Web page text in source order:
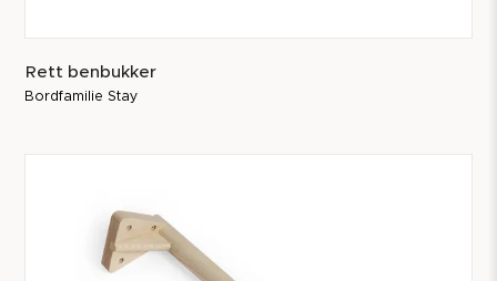
Rett benbukker
Bordfamilie Stay